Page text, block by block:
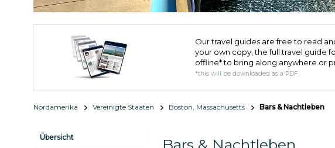
Our travel guides are free to read
your own copy, the full travel guide
offline* to bring along anywhere or
*this will be downloaded as a PDF.
Nordamerika Vereinigte Staaten Boston, Massachusetts Bars & Nachtleben
Übersicht Bars & Nachtleben